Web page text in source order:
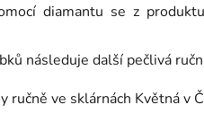
diamantu se z
následuje další pečlivá
ručně ve sklárnách Květná v